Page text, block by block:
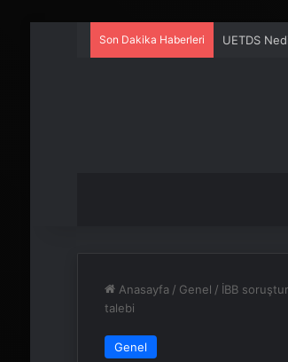
Son Dakika Haberleri UETDS
Anasayfa / Genel / İBB
talebi
Genel